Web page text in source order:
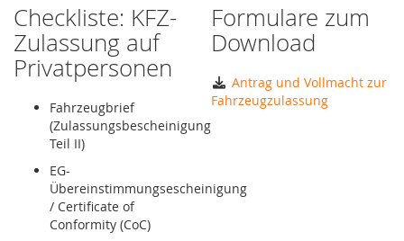
Checkliste: KFZ-
Zulassung auf
Privatpersonen
Fahrzeugbrief
(Zulassungsbescheinigung
Teil II)
EG-
Übereinstimmungsescheinigung
/ Certificate of
Conformity (CoC)
Formulare zum
Download
Antrag und Vollmacht zur
Fahrzeugzulassung